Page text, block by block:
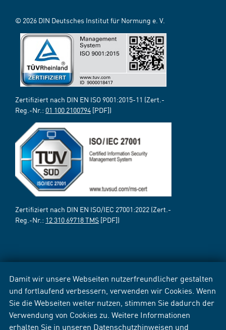
Damit wir unsere Webseiten nutzerfreundlicher gestalten
und fortlaufend verbessern, verwenden wir Cookies. Wenn
Sie die Webseiten weiter nutzen, stimmen Sie dadurch der
Verwendung von Cookies zu. Weitere Informationen
erhalten Sie in unseren Datenschutzhinweisen und
© 2026 DIN Deutsches Institut für Normung e. V.
Zertifiziert nach DIN EN ISO 9001:2015-11 (Zert.-
Reg.-Nr.: 01 100 2100794 [PDF])
Zertifiziert nach DIN EN ISO/IEC 27001:2022 (Zert.-
Reg.-Nr.: 12 310 69718 TMS [PDF])